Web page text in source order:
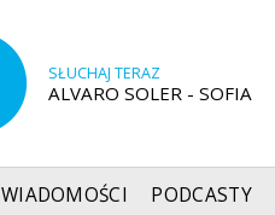
SŁUCHAJ TERAZ
ALVARO SOLER - SOFIA
WIADOMOŚCI PODCASTY